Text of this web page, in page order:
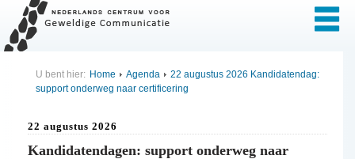
U bent hier: Home Agenda
22 augustus 2026 Kandidatendag:
support onderweg naar certificering
22 augustus 2026
Kandidatendagen: support onderweg naar